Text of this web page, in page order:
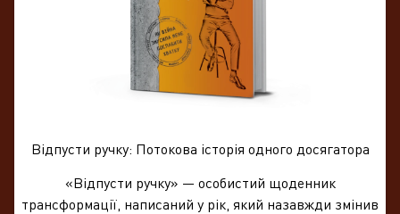
Відпусти ручку: Потокова історія одного досягатора
«Відпусти ручку» — особистий щоденник
трансформації, написаний у рік, який назавжди змінив